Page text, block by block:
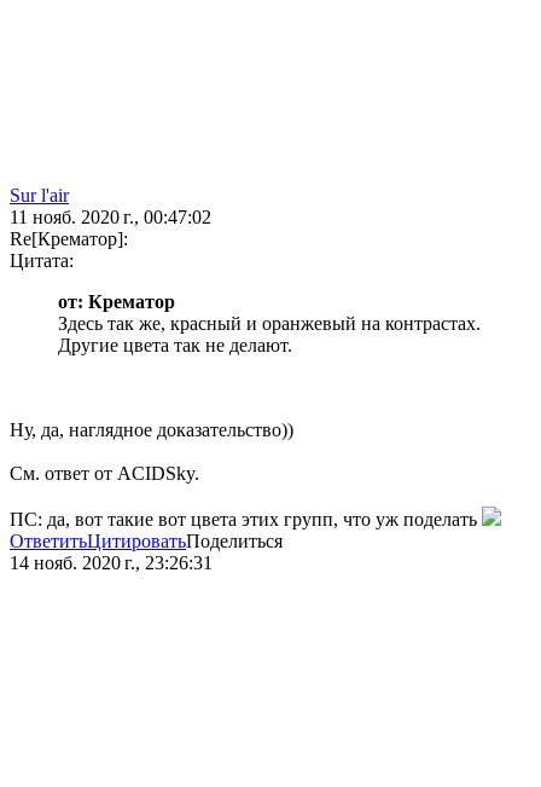
Sur l'air
11 нояб. 2020 г., 00:47:02
Re[Крематор]:
Цитата:
от: Крематор
Здесь так же, красный и оранжевый на контрастах.
Другие цвета так не делают.
Ну, да, наглядное доказательство))
См. ответ от ACIDSky.
ПС: да, вот такие вот цвета этих групп, что уж поделать
ОтветитьЦитироватьПоделиться
14 нояб. 2020 г., 23:26:31